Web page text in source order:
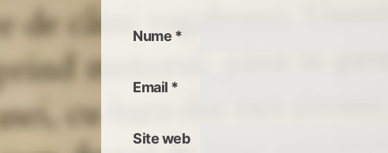
Nume *
Email *
Site web